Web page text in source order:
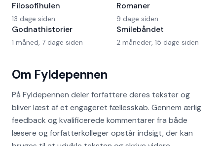
Om Fyldepennen
På Fyldepennen deler forfattere deres tekster og
bliver læst af et engageret fællesskab. Gennem ærlig
feedback og kvalificerede kommentarer fra både
læsere og forfatterkolleger opstår indsigt, der kan
Filosofihulen
13 dage siden
Godnathistorier
1 måned, 7 dage siden
Romaner
9 dage siden
Smilebåndet
2 måneder, 15 dage siden